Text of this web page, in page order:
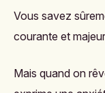
Vous savez
courante et
Mais quand on